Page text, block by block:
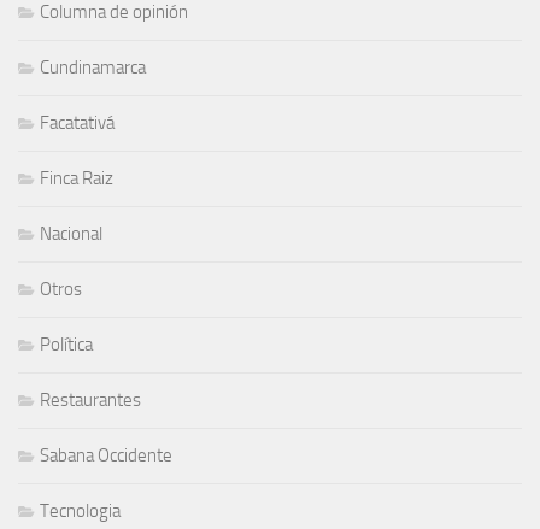
Columna de opinión
Cundinamarca
Facatativá
Finca Raiz
Nacional
Otros
Política
Restaurantes
Sabana Occidente
Tecnologia